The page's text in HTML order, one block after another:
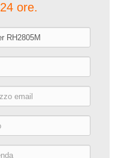
ore.